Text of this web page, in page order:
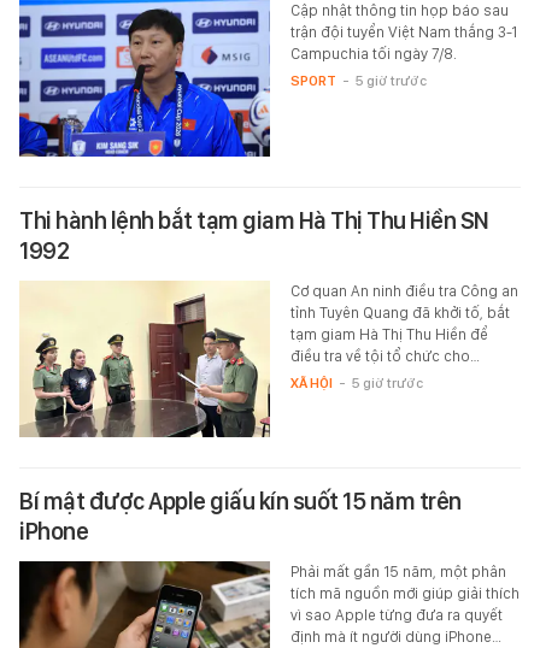
Cập nhật thông tin họp báo sau
trận đội tuyển Việt Nam thắng 3-1
Campuchia tối ngày 7/8.
SPORT - 5 giờ trước
Thi hành lệnh bắt tạm giam Hà Thị Thu Hiền SN
1992
Cơ quan An ninh điều tra Công an
tỉnh Tuyên Quang đã khởi tố, bắt
tạm giam Hà Thị Thu Hiền để
điều tra về tội tổ chức cho…
XÃ HỘI - 5 giờ trước
Bí mật được Apple giấu kín suốt 15 năm trên
iPhone
Phải mất gần 15 năm, một phân
tích mã nguồn mới giúp giải thích
vì sao Apple từng đưa ra quyết
định mà ít người dùng iPhone…